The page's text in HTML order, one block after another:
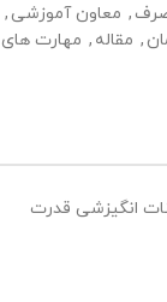
, معاون آموزشی ,
, مقاله , مهارت های
انگیزشی قدرت